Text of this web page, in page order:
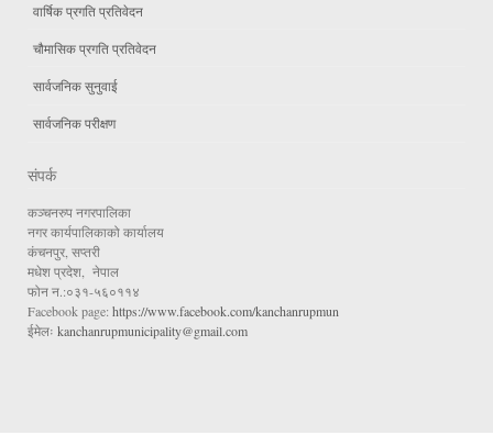
वार्षिक प्रगति प्रतिवेदन
चौमासिक प्रगति प्रतिवेदन
सार्वजनिक सुनुवाई
सार्वजनिक परीक्षण
संपर्क
कञ्चनरुप नगरपालिका
नगर कार्यपालिकाको कार्यालय
कंचनपुर, सप्तरी
मधेश प्रदेश, नेपाल
फोन न.:०३१-५६०११४
Facebook page: https://www.facebook.com/kanchanrupmun
ईमेलः kanchanrupmunicipality@gmail.com